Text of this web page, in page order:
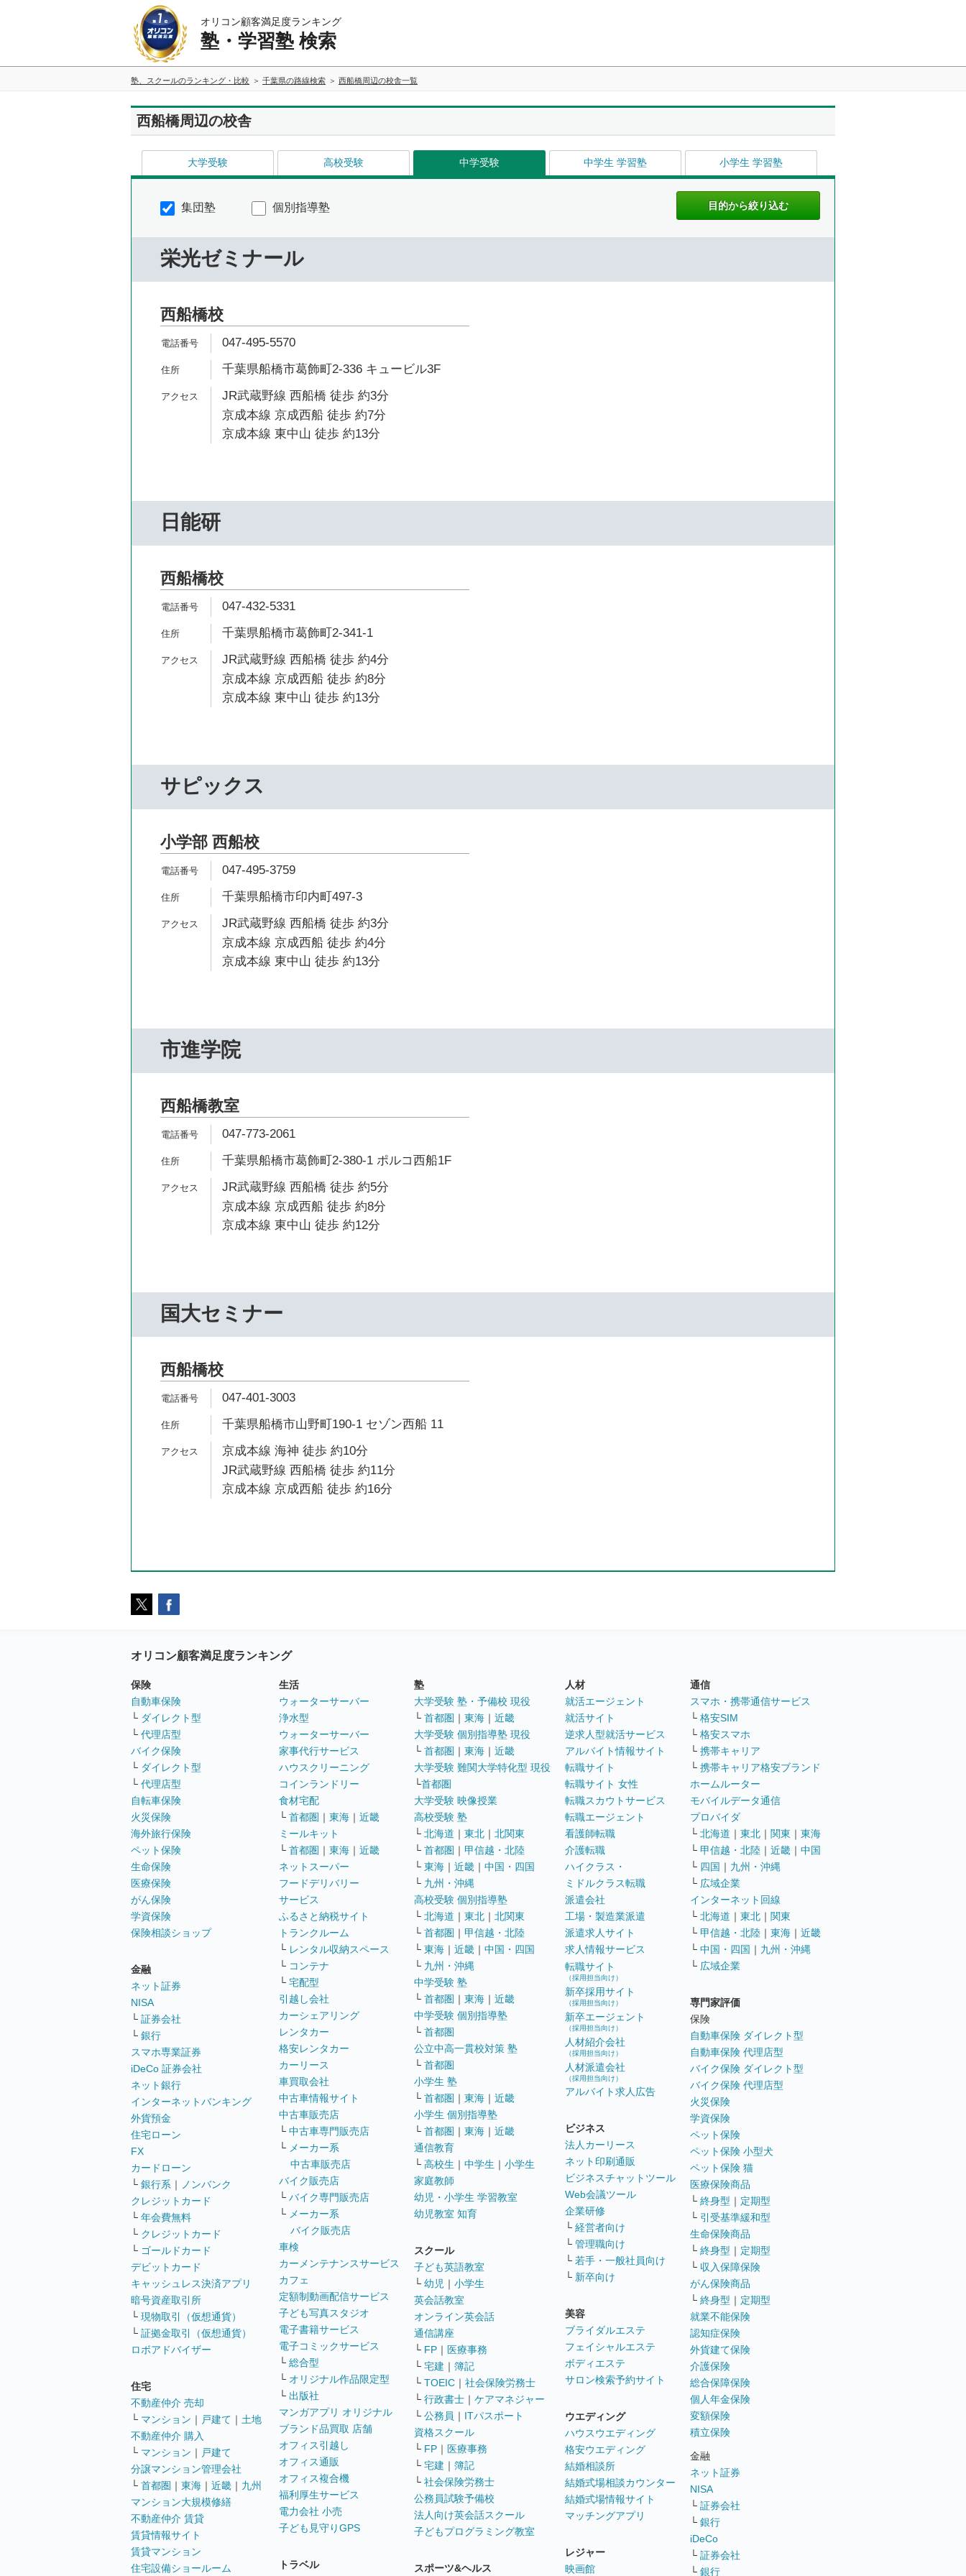
オリコン顧客満足度ランキング
塾・学習塾 検索
塾、スクールのランキング・比較 千葉県の路線検索 西船橋周辺の校舎一覧
西船橋周辺の校舎
大学受験 高校受験 中学受験 中学生 学習塾 小学生 学習塾
集団塾 個別指導塾
栄光ゼミナール
西船橋校
047-495-5570
千葉県船橋市葛飾町2-336 キュービル3F
JR武蔵野線 西船橋 徒歩 約3分
京成本線 京成西船 徒歩 約7分
京成本線 東中山 徒歩 約13分
日能研
西船橋校
047-432-5331
千葉県船橋市葛飾町2-341-1
JR武蔵野線 西船橋 徒歩 約4分
京成本線 京成西船 徒歩 約8分
京成本線 東中山 徒歩 約13分
サピックス
小学部 西船校
047-495-3759
千葉県船橋市印内町497-3
JR武蔵野線 西船橋 徒歩 約3分
京成本線 京成西船 徒歩 約4分
京成本線 東中山 徒歩 約13分
市進学院
西船橋教室
047-773-2061
千葉県船橋市葛飾町2-380-1 ポルコ西船1F
JR武蔵野線 西船橋 徒歩 約5分
京成本線 京成西船 徒歩 約8分
京成本線 東中山 徒歩 約12分
国大セミナー
西船橋校
047-401-3003
千葉県船橋市山野町190-1 セゾン西船 11
京成本線 海神 徒歩 約10分
JR武蔵野線 西船橋 徒歩 約11分
京成本線 京成西船 徒歩 約16分
オリコン顧客満足度ランキング
保険
自動車保険
└ ダイレクト型
└ 代理店型
バイク保険
└ ダイレクト型
└ 代理店型
自転車保険
火災保険
海外旅行保険
ペット保険
生命保険
医療保険
がん保険
学資保険
保険相談ショップ
金融
ネット証券
NISA
└ 証券会社
└ 銀行
スマホ専業証券
iDeCo 証券会社
ネット銀行
インターネットバンキング
外貨預金
住宅ローン
FX
カードローン
└ 銀行系 ｜
ノンバンク
クレジットカード
└ 年会費無料
└ クレジットカード
└ ゴールドカード
デビットカード
キャッシュレス決済アプリ
暗号資産取引所
└ 現物取引（仮想通貨）
└ 証拠金取引（仮想通貨）
ロボアドバイザー
住宅
不動産仲介 売却
└ マンション ｜ 戸建て ｜ 土地
不動産仲介 購入
└ マンション ｜ 戸建て
分譲マンション管理会社
└ 首都圏 ｜ 東海 ｜ 近畿 ｜ 九州
マンション大規模修繕
不動産仲介 賃貸
賃貸情報サイト
賃貸マンション
住宅設備ショールーム
生活
ウォーターサーバー
浄水型
ウォーターサーバー
家事代行サービス
ハウスクリーニング
コインランドリー
食材宅配
└ 首都圏 ｜ 東海 ｜ 近畿
ミールキット
└ 首都圏 ｜ 東海 ｜ 近畿
ネットスーパー
フードデリバリー
サービス
ふるさと納税サイト
トランクルーム
└ レンタル収納スペース
└ コンテナ
└ 宅配型
引越し会社
カーシェアリング
レンタカー
格安レンタカー
カーリース
車買取会社
中古車情報サイト
中古車販売店
└ 中古車専門販売店
└ メーカー系
中古車販売店
バイク販売店
└ バイク専門販売店
└ メーカー系
バイク販売店
車検
カーメンテナンスサービス
カフェ
定額制動画配信サービス
子ども写真スタジオ
電子書籍サービス
電子コミックサービス
└ 総合型
└ オリジナル作品限定型
└ 出版社
マンガアプリ オリジナル
ブランド品買取 店舗
オフィス引越し
オフィス通販
オフィス複合機
福利厚生サービス
電力会社 小売
子ども見守りGPS
トラベル
塾
大学受験 塾・予備校 現役
└ 首都圏 ｜ 東海 ｜ 近畿
大学受験 個別指導塾 現役
└ 首都圏 ｜ 東海 ｜ 近畿
大学受験 難関大学特化型 現役
└首都圏
大学受験 映像授業
高校受験 塾
└ 北海道 ｜ 東北 ｜ 北関東
└ 首都圏 ｜ 甲信越・北陸
└ 東海 ｜ 近畿 ｜ 中国・四国
└ 九州・沖縄
高校受験 個別指導塾
└ 北海道 ｜ 東北 ｜ 北関東
└ 首都圏 ｜ 甲信越・北陸
└ 東海 ｜ 近畿 ｜ 中国・四国
└ 九州・沖縄
中学受験 塾
└ 首都圏 ｜ 東海 ｜ 近畿
中学受験 個別指導塾
└ 首都圏
公立中高一貫校対策 塾
└ 首都圏
小学生 塾
└ 首都圏 ｜ 東海 ｜ 近畿
小学生 個別指導塾
└ 首都圏 ｜ 東海 ｜ 近畿
通信教育
└ 高校生 ｜ 中学生 ｜ 小学生
家庭教師
幼児・小学生 学習教室
幼児教室 知育
スクール
子ども英語教室
└ 幼児 ｜ 小学生
英会話教室
オンライン英会話
通信講座
└ FP ｜ 医療事務
└ 宅建 ｜ 簿記
└ TOEIC ｜ 社会保険労務士
└ 行政書士 ｜ ケアマネジャー
└ 公務員 ｜ ITパスポート
資格スクール
└ FP ｜ 医療事務
└ 宅建 ｜ 簿記
└ 社会保険労務士
公務員試験予備校
法人向け英会話スクール
子どもプログラミング教室
スポーツ&ヘルス
人材
就活エージェント
就活サイト
逆求人型就活サービス
アルバイト情報サイト
転職サイト
転職サイト 女性
転職スカウトサービス
転職エージェント
看護師転職
介護転職
ハイクラス・
ミドルクラス転職
派遣会社
工場・製造業派遣
派遣求人サイト
求人情報サービス
転職サイト
（採用担当向け）
新卒採用サイト
（採用担当向け）
新卒エージェント
（採用担当向け）
人材紹介会社
（採用担当向け）
人材派遣会社
（採用担当向け）
アルバイト求人広告
ビジネス
法人カーリース
ネット印刷通販
ビジネスチャットツール
Web会議ツール
企業研修
└ 経営者向け
└ 管理職向け
└ 若手・一般社員向け
└ 新卒向け
美容
ブライダルエステ
フェイシャルエステ
ボディエステ
サロン検索予約サイト
ウエディング
ハウスウエディング
格安ウエディング
結婚相談所
結婚式場相談カウンター
結婚式場情報サイト
マッチングアプリ
レジャー
映画館
通信
スマホ・携帯通信サービス
└ 格安SIM
└ 格安スマホ
└ 携帯キャリア
└ 携帯キャリア格安ブランド
ホームルーター
モバイルデータ通信
プロバイダ
└ 北海道 ｜ 東北 ｜ 関東 ｜ 東海
└ 甲信越・北陸 ｜ 近畿 ｜ 中国
└ 四国 ｜ 九州・沖縄
└ 広域企業
インターネット回線
└ 北海道 ｜ 東北 ｜ 関東
└ 甲信越・北陸 ｜ 東海 ｜ 近畿
└ 中国・四国 ｜ 九州・沖縄
└ 広域企業
専門家評価
保険
自動車保険 ダイレクト型
自動車保険 代理店型
バイク保険 ダイレクト型
バイク保険 代理店型
火災保険
学資保険
ペット保険
ペット保険 小型犬
ペット保険 猫
医療保険商品
└ 終身型 ｜ 定期型
└ 引受基準緩和型
生命保険商品
└ 終身型 ｜ 定期型
└ 収入保障保険
がん保険商品
└ 終身型 ｜ 定期型
就業不能保険
認知症保険
外貨建て保険
介護保険
総合保障保険
個人年金保険
変額保険
積立保険
金融
ネット証券
NISA
└ 証券会社
└ 銀行
iDeCo
└ 証券会社
└ 銀行